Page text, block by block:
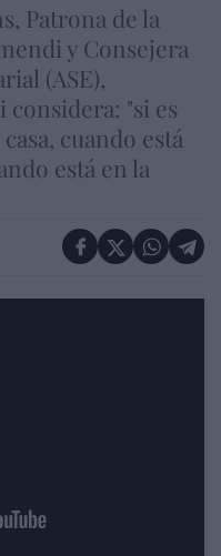
Patrona de la
y Consejera
(ASE),
"si es
cuando está
está en la